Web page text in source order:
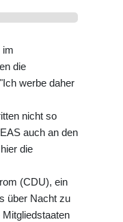
im
die
werbe daher
nicht so
auch an den
die
(CDU), ein
über Nacht zu